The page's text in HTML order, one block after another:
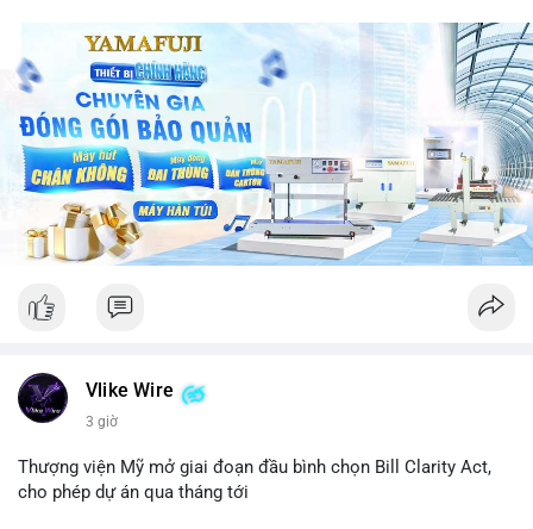
Vlike Wire
3 giờ
Thượng viện Mỹ mở giai đoạn đầu bình chọn Bill Clarity Act,
cho phép dự án qua tháng tới